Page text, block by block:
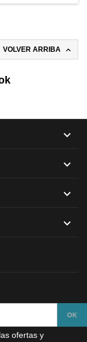
VOLVER ARRIBA 




ofertas y